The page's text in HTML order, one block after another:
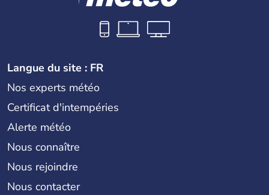
Langue du site : FR
Nos experts météo
Certificat d'intempéries
Alerte météo
Nous connaître
Nous rejoindre
Nous contacter